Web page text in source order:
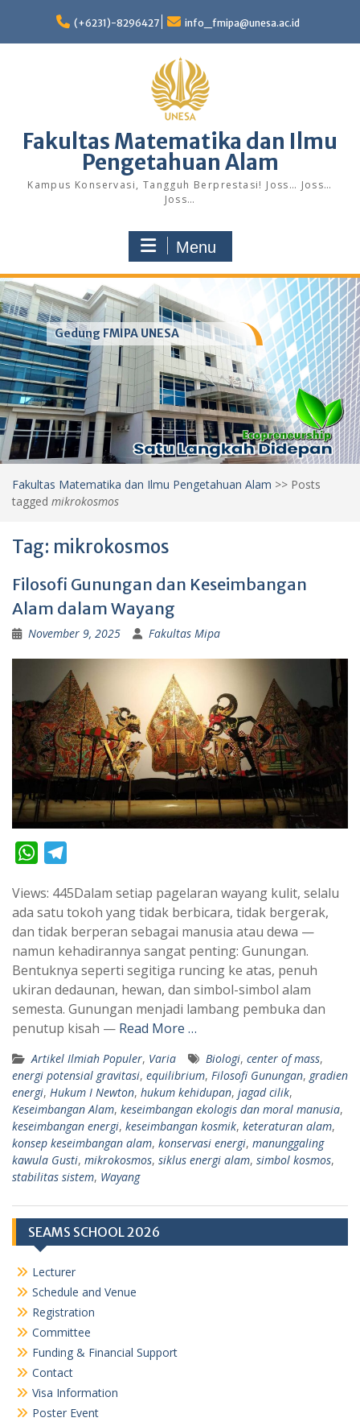
content
(+6231)-8296427 info_fmipa@unesa.ac.id
Fakultas Matematika dan Ilmu
Pengetahuan Alam
Kampus Konservasi, Tangguh Berprestasi! Joss… Joss…
Joss…
Menu
Gedung FMIPA UNESA
Fakultas Matematika dan Ilmu Pengetahuan Alam >> Posts
tagged mikrokosmos
Tag: mikrokosmos
Filosofi Gunungan dan Keseimbangan
Alam dalam Wayang
November 9, 2025 Fakultas Mipa
W
a
t
A
p
p
l
e
g
r
a
m
Views: 445Dalam setiap pagelaran wayang kulit, selalu
ada satu tokoh yang tidak berbicara, tidak bergerak,
dan tidak berperan sebagai manusia atau dewa —
namun kehadirannya sangat penting: Gunungan.
Bentuknya seperti segitiga runcing ke atas, penuh
ukiran dedaunan, hewan, dan simbol-simbol alam
semesta. Gunungan menjadi lambang pembuka dan
penutup kisah — Read More …
Artikel Ilmiah Populer, Varia Biologi, center of mass,
energi potensial gravitasi, equilibrium, Filosofi Gunungan, gradien
energi, Hukum I Newton, hukum kehidupan, jagad cilik,
Keseimbangan Alam, keseimbangan ekologis dan moral manusia,
keseimbangan energi, keseimbangan kosmik, keteraturan alam,
konsep keseimbangan alam, konservasi energi, manunggaling
kawula Gusti, mikrokosmos, siklus energi alam, simbol kosmos,
stabilitas sistem, Wayang
SEAMS SCHOOL 2026
Lecturer
Schedule and Venue
Registration
Committee
Funding & Financial Support
Contact
Visa Information
Poster Event